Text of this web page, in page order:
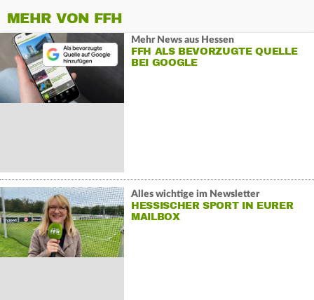
MEHR VON FFH
Mehr News aus Hessen
FFH ALS BEVORZUGTE QUELLE
BEI GOOGLE
Alles wichtige im Newsletter
HESSISCHER SPORT IN EURER
MAILBOX